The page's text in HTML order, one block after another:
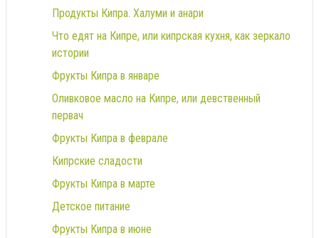
Продукты Кипра. Халуми и анари
Что едят на Кипре, или кипрская кухня, как зеркало
истории
Фрукты Кипра в январе
Оливковое масло на Кипре, или девственный
первач
Фрукты Кипра в феврале
Кипрские сладости
Фрукты Кипра в марте
Детское питание
Фрукты Кипра в июне